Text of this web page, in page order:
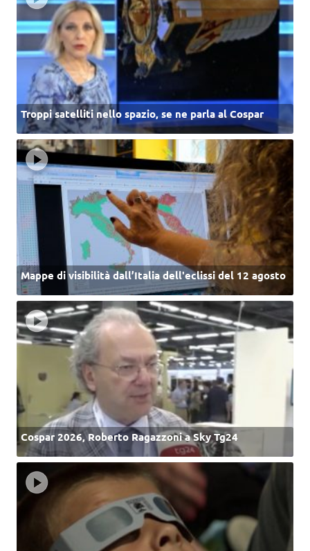
Troppi satelliti nello spazio, se ne parla al Cospar
Mappe di visibilità dall’Italia dell'eclissi del 12 agosto
Cospar 2026, Roberto Ragazzoni a Sky Tg24